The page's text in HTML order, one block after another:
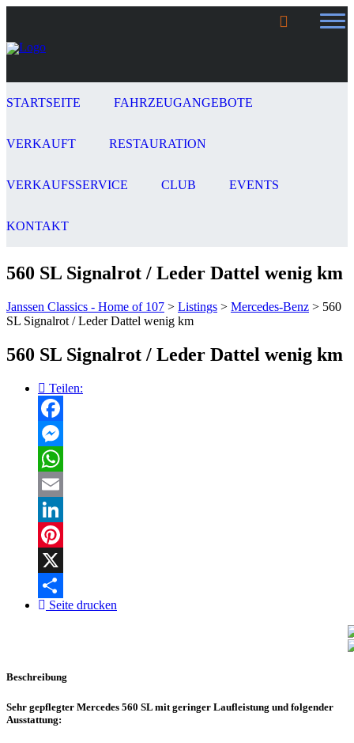
STARTSEITE FAHRZEUGANGEBOTE
VERKAUFT RESTAURATION
VERKAUFSSERVICE CLUB EVENTS
KONTAKT
560 SL Signalrot / Leder Dattel wenig km
Janssen Classics - Home of 107 > Listings > Mercedes-Benz > 560
SL Signalrot / Leder Dattel wenig km
560 SL Signalrot / Leder Dattel wenig km
Teilen:
Facebook
Messenger
WhatsApp
Email
LinkedIn
Pinterest
X
Teilen
Seite drucken
Beschreibung
Sehr gepflegter Mercedes 560 SL mit geringer Laufleistung und folgender
Ausstattung: